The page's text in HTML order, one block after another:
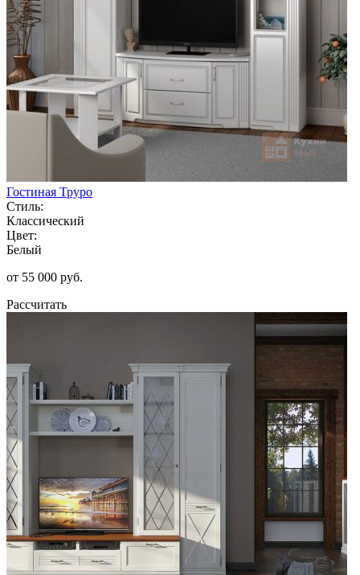
Гостиная Труро
Стиль:
Классический
Цвет:
Белый
от 55 000 руб.
Рассчитать